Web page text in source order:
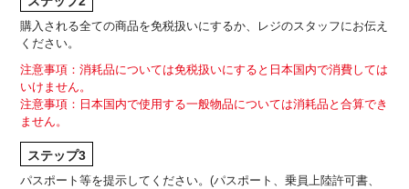
購入される全ての商品を免税扱いにするか、レジのスタッフにお伝え
ください。
注意事項：消耗品については免税扱いにすると日本国内で消費しては
いけません。
注意事項：日本国内で使用する一般物品については消耗品と合算でき
ません。
ステップ3
パスポート等を提示してください。(パスポート、乗員上陸許可書、